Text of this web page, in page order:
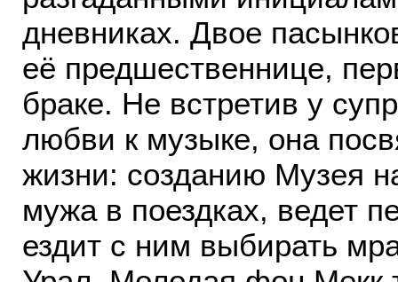
дневниках. Двое
её предшественнице,
браке. Не встретив у
любви к музыке, она
жизни: созданию Музея
мужа в поездках, ведет
ездит с ним выбирать